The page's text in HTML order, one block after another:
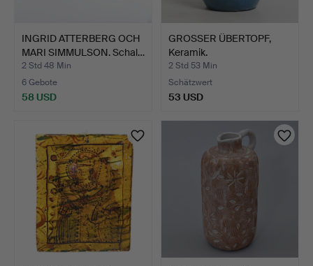
INGRID ATTERBERG OCH
MARI SIMMULSON. Schal…
2 Std 48 Min
6 Gebote
58 USD
GROSSER ÜBERTOPF,
Keramik.
2 Std 53 Min
Schätzwert
53 USD